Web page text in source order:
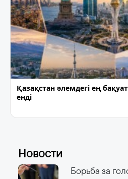
Қазақстан әлемдегі ең
енді
Новости
Борьба за